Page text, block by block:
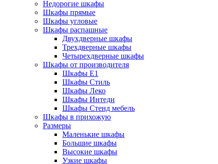
Недорогие шкафы
Шкафы прямые
Шкафы угловые
Шкафы распашные
Двухдверные шкафы
Трехдверные шкафы
Четырехдверные шкафы
Шкафы от производителя
Шкафы E1
Шкафы Стиль
Шкафы Леко
Шкафы Интеди
Шкафы Стенд мебель
Шкафы в прихожую
Размеры
Маленькие шкафы
Большие шкафы
Высокие шкафы
Узкие шкафы